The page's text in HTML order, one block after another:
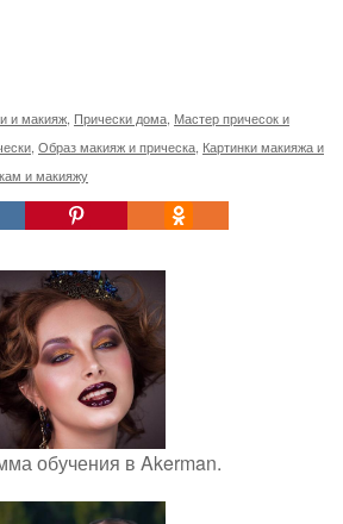
и макияж, Прически дома, Мастер причесок и
, Образ макияж и прическа, Картинки макияжа и
и макияжу
обучения в Akerman.